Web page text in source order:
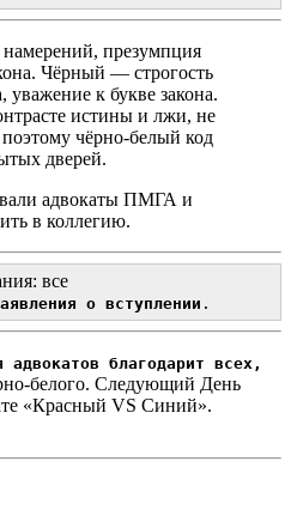
презумпция
Чёрный — строгость
уважение к букве закона.
истины и лжи, не
чёрно-белый код
дверей.
адвокаты ПМГА и
в коллегию.
все
о вступлении .
адвокатов благодарит всех,
белого. Следующий День
«Красный VS Синий».